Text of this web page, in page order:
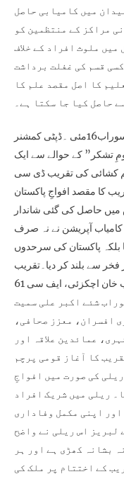
میں کامیابی حاصل
مراکز کے منتظمین کو
ملوث افراد کے خلاف
قسم کی غفلت برداشت
کا اصل مقصد علم کا
خبرنامہ نمبر3727/2025خبر نامہ نمبرسوراب16مئی ۔ڈپٹی کمشنر
تشکر” کے حوالے سے ایک
کشائی کی تقریب ڈی سی
کا مقصد افواجِ پاکستان
حاصل کی گئی شاندار
کامیاب آپریشن نے نہ صرف
پاکستان کی سرحدوں
سے بلند کر دیا۔تقریب
میں ضلع سوراب کے ایس ایس پی محمد ایوب خان اچکزئی، ایف سی 61
شئے اکبر علی سمیت
افسران، معزز صحافی،
عمائدین علاقہ اور
کا آغاز قومی پرچم
کی صورت میں افواجِ
ریلی میں شریک افراد
اپنی مکمل وفاداری
لبریز اس ریلی نے واضح
بشانہ کھڑی ہے اور ہر
کے اختتام پر ملک کی